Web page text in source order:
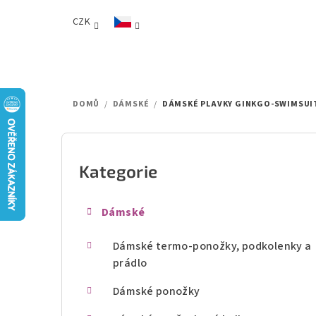
CZK
DOMŮ / DÁMSKÉ / DÁMSKÉ PLAVKY GINKGO-
Přeskočit
kategorie
Kategorie
Dámské
Dámské termo-ponožky, podkolenky a
prádlo
Dámské ponožky